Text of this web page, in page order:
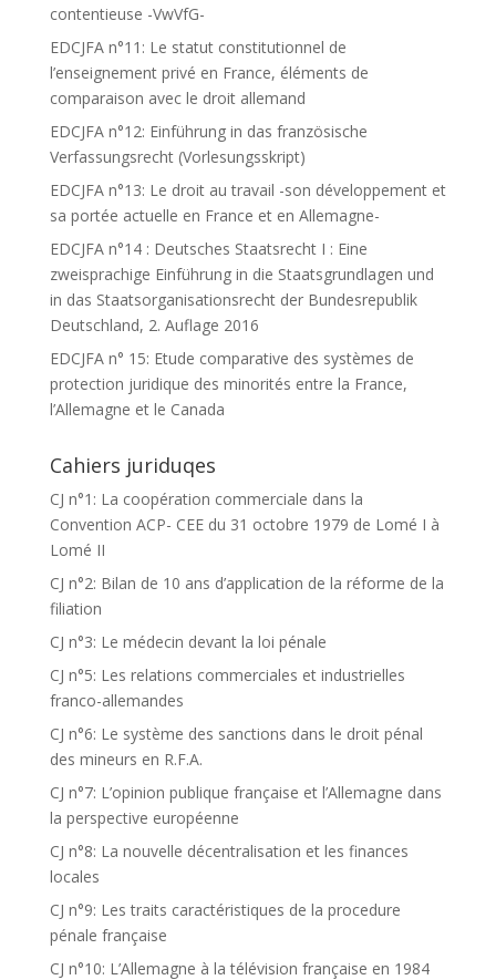
contentieuse -VwVfG-
EDCJFA n°11: Le statut constitutionnel de
l’enseignement privé en France, éléments de
comparaison avec le droit allemand
EDCJFA n°12: Einführung in das französische
Verfassungsrecht (Vorlesungsskript)
EDCJFA n°13: Le droit au travail -son développement et
sa portée actuelle en France et en Allemagne-
EDCJFA n°14 : Deutsches Staatsrecht I : Eine
zweisprachige Einführung in die Staatsgrundlagen und
in das Staatsorganisationsrecht der Bundesrepublik
Deutschland, 2. Auflage 2016
EDCJFA n° 15: Etude comparative des systèmes de
protection juridique des minorités entre la France,
l’Allemagne et le Canada
Cahiers juriduqes
CJ n°1: La coopération commerciale dans la
Convention ACP- CEE du 31 octobre 1979 de Lomé I à
Lomé II
CJ n°2: Bilan de 10 ans d’application de la réforme de la
filiation
CJ n°3: Le médecin devant la loi pénale
CJ n°5: Les relations commerciales et industrielles
franco-allemandes
CJ n°6: Le système des sanctions dans le droit pénal
des mineurs en R.F.A.
CJ n°7: L’opinion publique française et l’Allemagne dans
la perspective européenne
CJ n°8: La nouvelle décentralisation et les finances
locales
CJ n°9: Les traits caractéristiques de la procedure
pénale française
CJ n°10: L’Allemagne à la télévision française en 1984